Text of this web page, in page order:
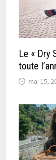
Le « Dry
toute
mai 15,